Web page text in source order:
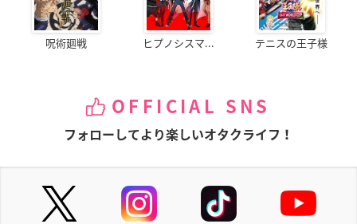
呪術廻戦 ヒプノシスマ... テニスの王子様
OFFICIAL SNS
フォローしてより楽しいオタクライフ！